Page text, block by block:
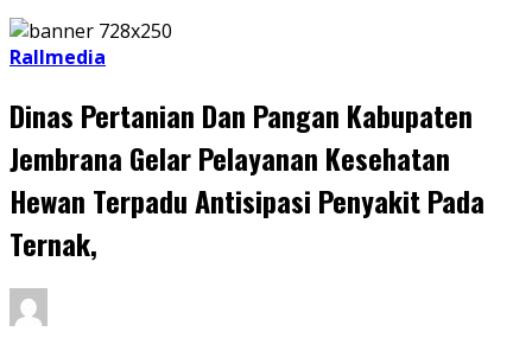
Rallmedia
Dinas Pertanian Dan Pangan Kabupaten
Jembrana Gelar Pelayanan Kesehatan
Hewan Terpadu Antisipasi Penyakit Pada
Ternak,